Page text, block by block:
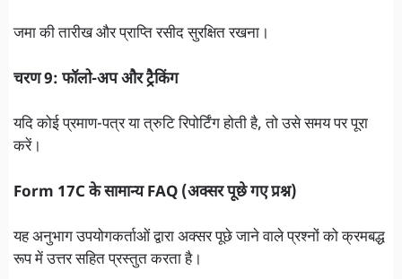
जमा की तारीख और प्राप्ति रसीद सुरक्षित रखना।
चरण 9: फॉलो-अप और ट्रैकिंग
यदि कोई प्रमाण-पत्र या त्रुटि रिपोर्टिंग होती है, तो उसे समय पर पूरा
करें।
Form 17C के सामान्य FAQ (अक्सर पूछे गए प्रश्न)
यह अनुभाग उपयोगकर्ताओं द्वारा अक्सर पूछे जाने वाले प्रश्नों को क्रमबद्ध
रूप में उत्तर सहित प्रस्तुत करता है।